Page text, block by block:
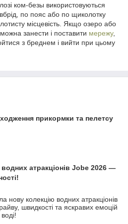
ком-безы використовуються
по пояс або по щиколотку
місцевість. Якщо озеро або
занести і поставити мережу,
з бреднем і вийти при цьому
прикормки та пелетсу
атракціонів Jobe 2026 —
нову колекцію водних атракціонів
швидкості та яскравих емоцій